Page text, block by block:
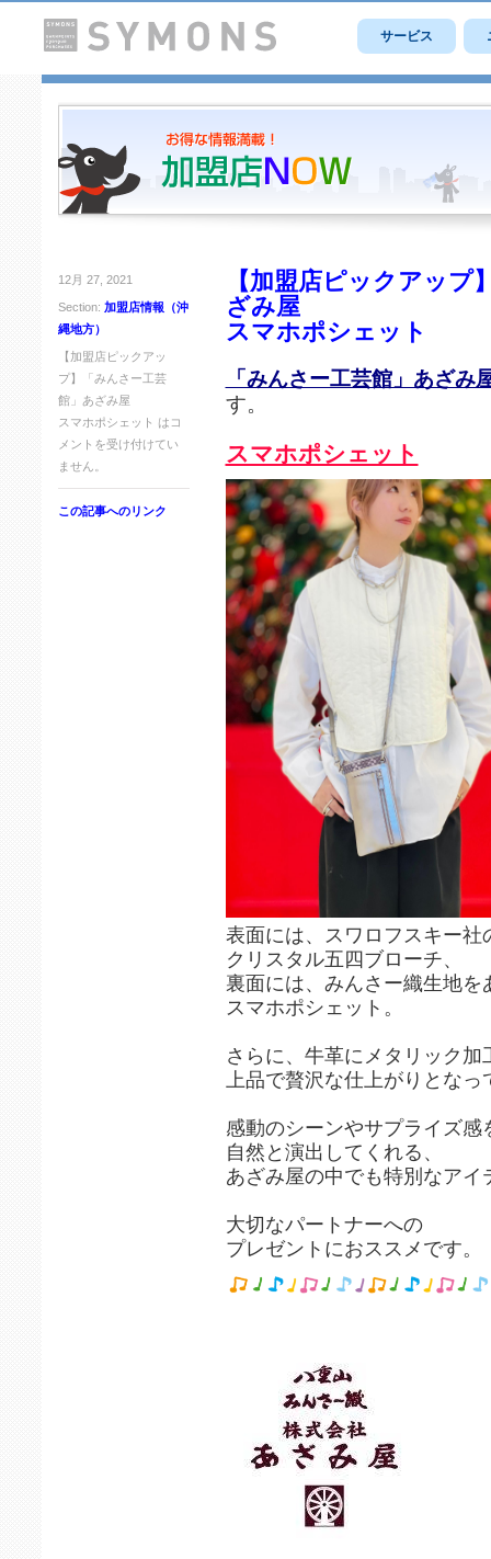
サービス
12月 27, 2021
Section: 加盟店情報（沖
縄地方）
【加盟店ピックアッ
プ】「みんさー工芸
館」あざみ屋
スマホポシェット は コ
メントを受け付けてい
ません。
この記事へのリンク
【加盟店ピックアップ
ざみ屋
スマホポシェット
「みんさー工芸館」あざみ
す。
スマホポシェット
表面には、スワロフスキー社
クリスタル五四ブローチ、
裏面には、みんさー織生地を
スマホポシェット。
さらに、牛革にメタリック加
上品で贅沢な仕上がりとなっ
感動のシーンやサプライズ感
自然と演出してくれる、
あざみ屋の中でも特別なアイ
大切なパートナーへの
プレゼントにおススメです。